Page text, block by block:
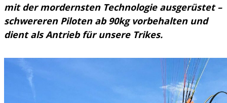
mit der mordernsten Technologie ausgerüstet –
schwereren Piloten ab 90kg vorbehalten und
dient als Antrieb für unsere Trikes.